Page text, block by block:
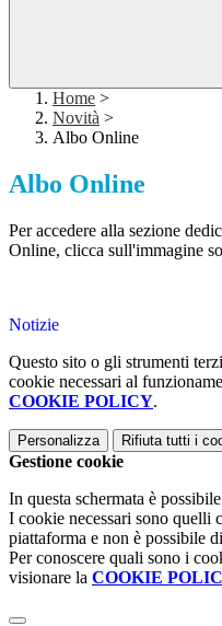
Home >
Novità >
Albo Online
Albo Online
Per accedere alla sezione
Online, clicca sull'immagine
Notizie
Questo sito o gli strumenti
cookie necessari al
COOKIE POLICY.
Personalizza Rifiuta tutti i
Gestione cookie
In questa schermata è
I cookie necessari sono quelli
piattaforma e non è possibile
Per conoscere quali sono i
visionare la COOKIE